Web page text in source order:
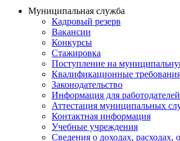
Муниципальная служба
Кадровый резерв
Вакансии
Конкурсы
Стажировка
Поступление на
Квалификационные
Законодательство
Информация для работодателей
Аттестация муниципальных
Контактная информация
Учебные учреждения
Сведения о доходах, расходах,